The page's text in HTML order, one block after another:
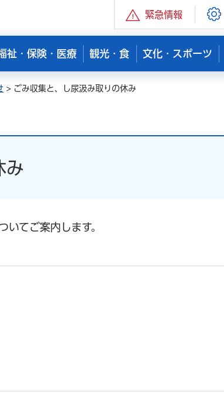
緊急情報
祉・保険・医療 観光・食 文化・スポーツ
> ごみ収集と、し尿汲み取りの休み
み
てご案内します。